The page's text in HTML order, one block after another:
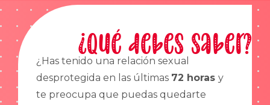
¿Qué debes saber?
¿Has tenido una relación sexual
desprotegida en las últimas 72 horas y
te preocupa que puedas quedarte